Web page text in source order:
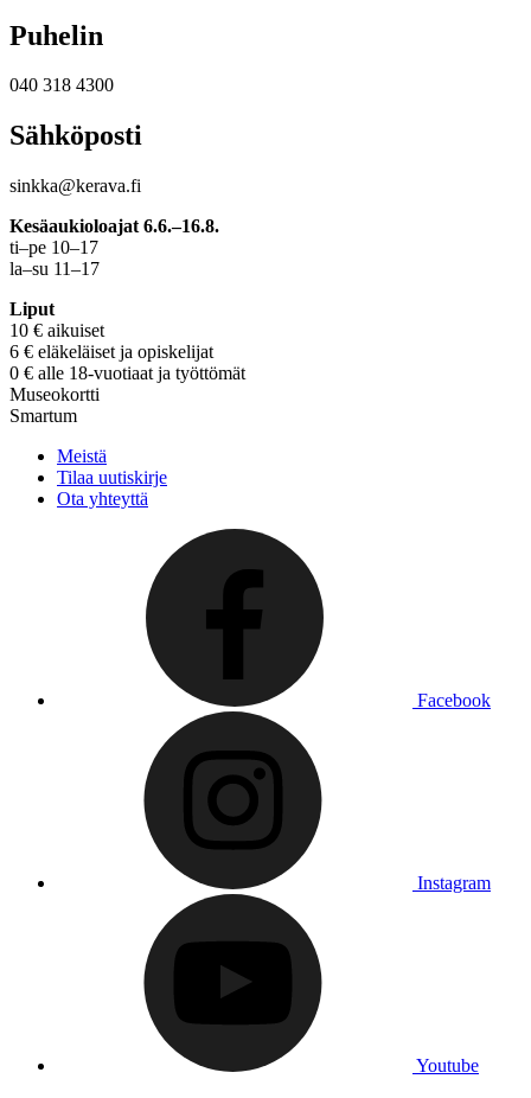
Puhelin
040 318 4300
Sähköposti
sinkka@kerava.fi
Kesäaukioloajat 6.6.–16.8.
ti–pe 10–17
la–su 11–17
Liput
10 € aikuiset
6 € eläkeläiset ja opiskelijat
0 € alle 18-vuotiaat ja työttömät
Museokortti
Smartum
Meistä
Tilaa uutiskirje
Ota yhteyttä
Facebook
Instagram
Youtube